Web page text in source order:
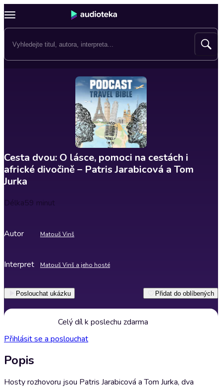
Cesta dvou: O lásce, pomoci na cestách i
africké divočině – Patris Jarabicová a Tom
Jurka
Délka59 minut
Autor Matouš Vinš
Interpret Matouš Vinš a jeho hosté
Poslouchat ukázku Přidat do oblíbených
Celý díl k poslechu zdarma
Přihlásit se a poslouchat
Popis
Hosty rozhovoru jsou Patris Jarabicová a Tom Jurka, dva